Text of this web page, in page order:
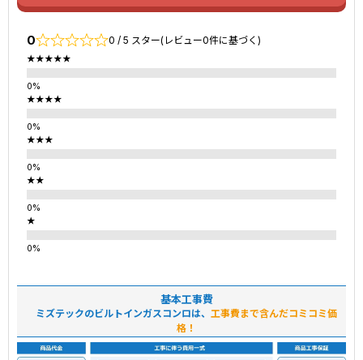
0 0 / 5 スター(レビュー0件に基づく)
★★★★★
★★★★
★★★
★★
★
基本工事費
ミズテックのビルトインガスコンロは、 工事費まで含んだコミコミ価
格！